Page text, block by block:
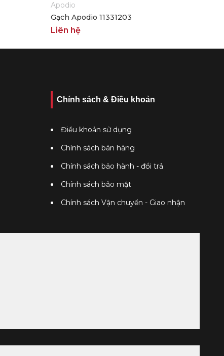
Apodio
Gạch Apodio 11331203
Liên hệ
Chính sách & Điều khoản
Điều khoản sử dụng
Chính sách bán hàng
Chính sách bảo hành - đổi trả
Chính sách bảo mật
Chính sách Vận chuyển - Giao nhận